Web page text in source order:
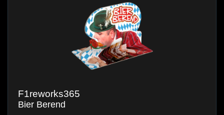
F1reworks365
Bier Berend